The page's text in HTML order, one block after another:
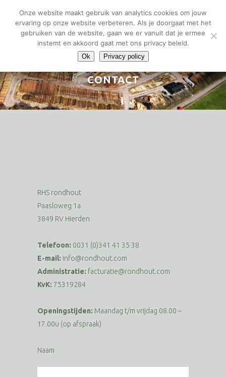
CONTACT
RHS rondhout
Paasloweg 1a
3849 RV Hierden
Telefoon: 0031 (0)341 41 35 38
E-mail: info@rondhout.com
Administratie: facturatie@rondhout.com
KvK: 75319284
Openingstijden: Maandag t/m vrijdag 08.00 –
17.00u (op afspraak)
Naam
Onze website maakt gebruik van analytics cookies om jouw
ervaring op onze website verbeteren. Als je doorgaat met het
gebruiken van de website, gaan we er vanuit dat je ermee
instemt en akkoord gaat met ons privacy beleid.
Ok Privacy policy